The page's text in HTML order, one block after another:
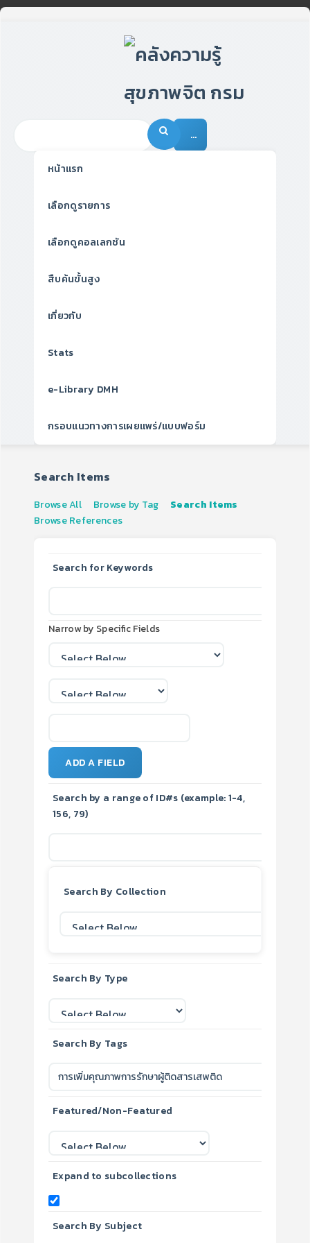
…
หน้าแรก
เลือกดูรายการ
เลือกดูคอลเลกชัน
สืบค้นขั้นสูง
เกี่ยวกับ
Stats
e-Library DMH
กรอบแนวทางการเผยแพร่/แบบฟอร์ม
Search Items
Browse All Browse by Tag
Search Items
Browse References
Search for Keywords
Narrow by Specific Fields
ADD A FIELD
Search by a range of ID#s (example: 1-4,
156, 79)
Search By Collection
Search By Type
Search By Tags
Featured/Non-Featured
Expand to subcollections
Search By Subject